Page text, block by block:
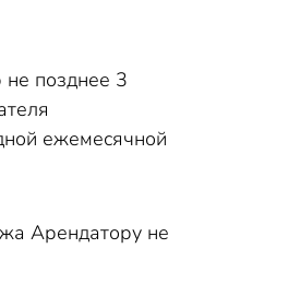
не позднее 3
ежемесячной
Арендатору не